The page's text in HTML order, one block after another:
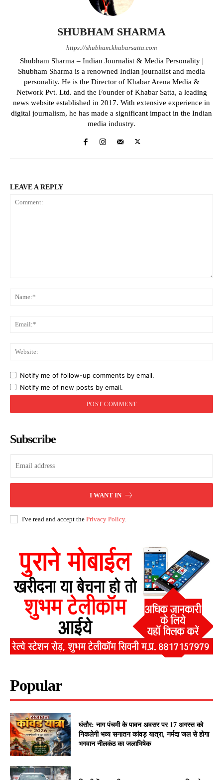
SHUBHAM SHARMA
https://shubham.khabarsatta.com
Shubham Sharma – Indian Journalist & Media Personality |
Shubham Sharma is a renowned Indian journalist and media
personality. He is the Director of Khabar Arena Media &
Network Pvt. Ltd. and the Founder of Khabar Satta, a leading
news website established in 2017. With extensive experience in
digital journalism, he has made a significant impact in the Indian
media industry.
LEAVE A REPLY
Notify me of follow-up comments by email.
Notify me of new posts by email.
Subscribe
I WANT IN
I've read and accept the Privacy Policy.
Popular
घंसौर: नाग पंचमी के पावन अवसर पर 17 अगस्त को
निकलेगी भव्य सनातन कांवड़ यात्रा, नर्मदा जल से होगा
भगवान नीलकंठ का जलाभिषेक